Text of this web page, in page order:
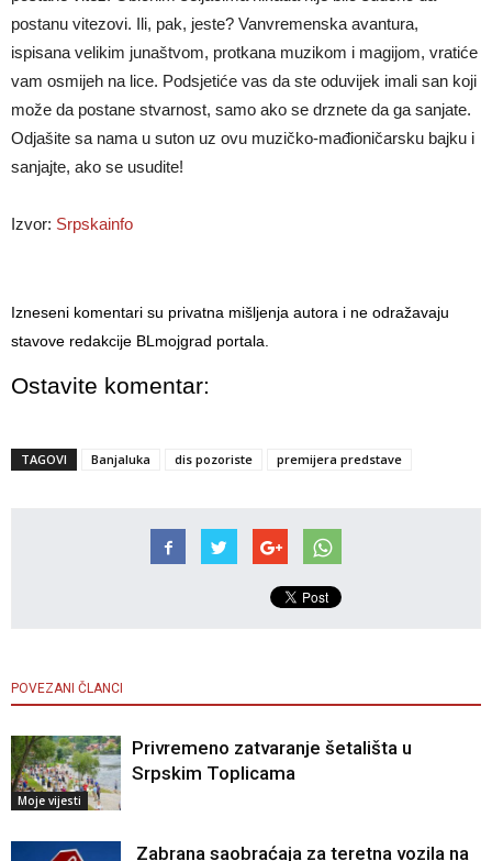
postanu vitezovi. Ili, pak, jeste? Vanvremenska avantura,
ispisana velikim junaštvom, protkana muzikom i magijom, vratiće
vam osmijeh na lice. Podsjetiće vas da ste oduvijek imali san koji
može da postane stvarnost, samo ako se drznete da ga sanjate.
Odjašite sa nama u suton uz ovu muzičko-mađioničarsku bajku i
sanjajte, ako se usudite!
Izvor: Srpskainfo
Izneseni komentari su privatna mišljenja autora i ne odražavaju
stavove redakcije BLmojgrad portala.
Ostavite komentar:
TAGOVI Banjaluka dis pozoriste premijera predstave
POVEZANI ČLANCI
Moje vijesti
Privremeno zatvaranje šetališta u
Srpskim Toplicama
Zabrana saobraćaja za teretna vozila na